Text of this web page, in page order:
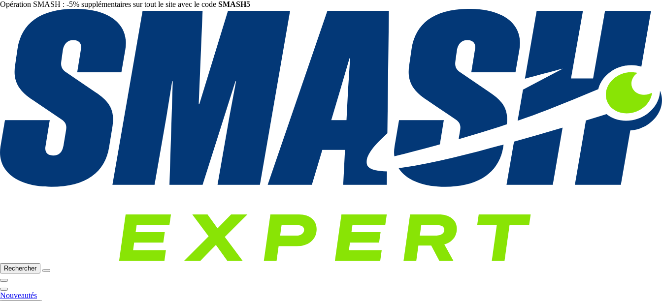
Opération SMASH : -5% supplémentaires sur tout le site avec le code SMASH5
Rechercher
Nouveautés